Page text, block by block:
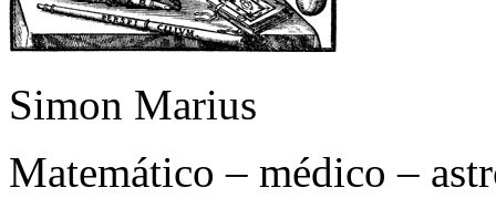
Simon Marius
Matemático – médico –